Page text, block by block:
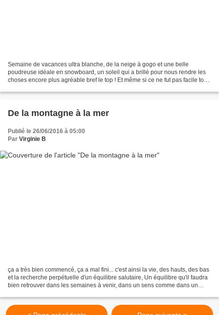
Semaine de vacances ultra blanche, de la neige à gogo et une belle
poudreuse idéale en snowboard, un soleil qui a brillé pour nous rendre les
choses encore plus agréable bref le top ! Et même si ce ne fut pas facile tous
De la montagne à la mer
Publié le 26/06/2016 à 05:00
Par Virginie B
ça a très bien commencé, ça a mal fini... c'est ainsi la vie, des hauts, des bas
et la recherche perpétuelle d'un équilibre salutaire, Un équilibre qu'il faudra
bien retrouver dans les semaines à venir, dans un sens comme dans un